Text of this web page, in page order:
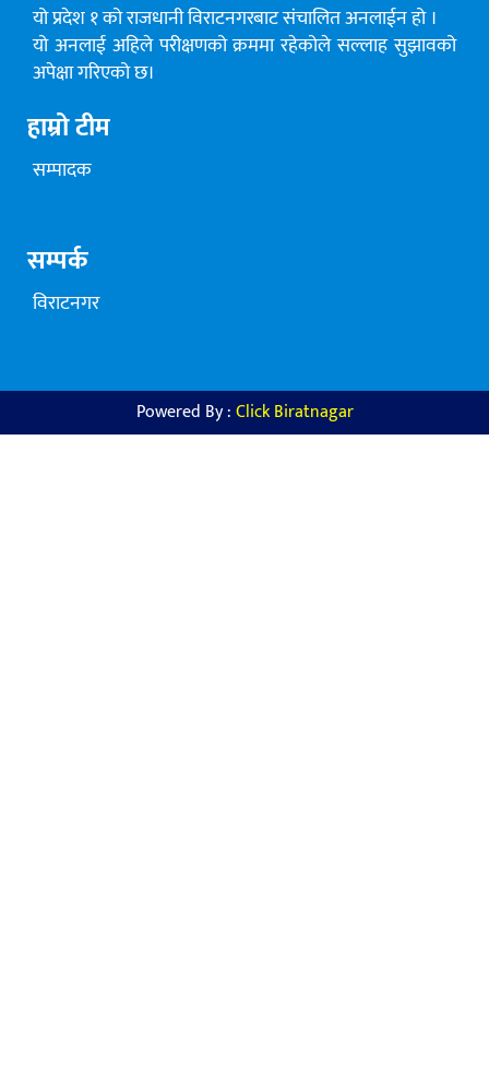
यो प्रदेश १ को राजधानी विराटनगरबाट संचालित अनलाईन हो ।
यो अनलाई अहिले परीक्षणको क्रममा रहेकोले सल्लाह सुझावको
अपेक्षा गरिएको छ।
हाम्रो टीम
सम्पादक
सम्पर्क
विराटनगर
Powered By :Click Biratnagar